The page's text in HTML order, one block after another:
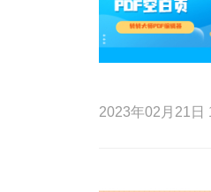
2023年02月21日